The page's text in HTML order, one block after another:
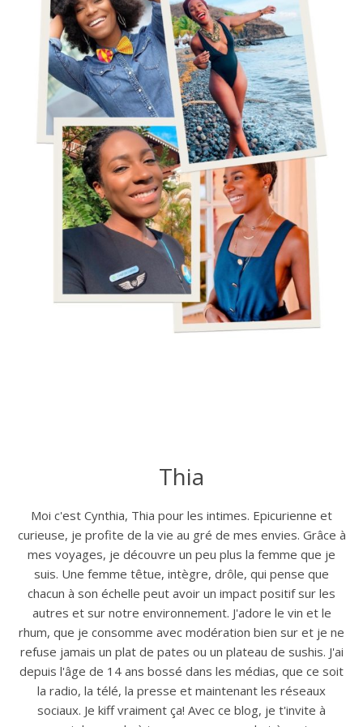
Thia
Moi c'est Cynthia, Thia pour les intimes. Epicurienne et
curieuse, je profite de la vie au gré de mes envies. Grâce à
mes voyages, je découvre un peu plus la femme que je
suis. Une femme têtue, intègre, drôle, qui pense que
chacun à son échelle peut avoir un impact positif sur les
autres et sur notre environnement. J'adore le vin et le
rhum, que je consomme avec modération bien sur et je ne
refuse jamais un plat de pates ou un plateau de sushis. J'ai
depuis l'âge de 14 ans bossé dans les médias, que ce soit
la radio, la télé, la presse et maintenant les réseaux
sociaux. Je kiff vraiment ça! Avec ce blog, je t'invite à